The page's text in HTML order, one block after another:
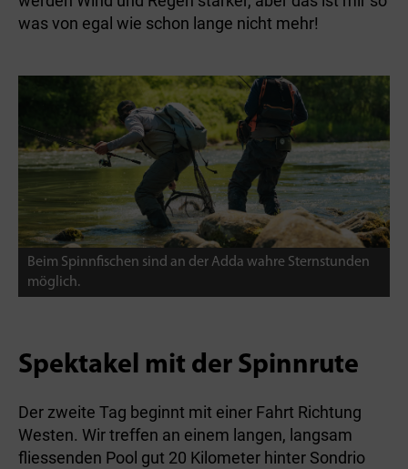
was von egal wie schon lange nicht mehr!
Beim Spinnfischen sind an der Adda wahre Sternstunden
möglich.
Spektakel mit der Spinnrute
Der zweite Tag beginnt mit einer Fahrt Richtung
Westen. Wir treffen an einem langen, langsam
fliessenden Pool gut 20 Kilometer hinter Sondrio